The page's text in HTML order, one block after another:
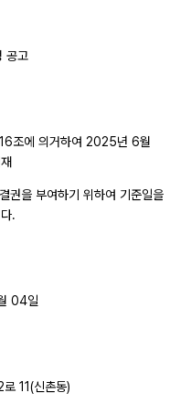
공고
조에 의거하여 2025년 6월
권을 부여하기 위하여 기준일을
.
04일
11(신촌동)